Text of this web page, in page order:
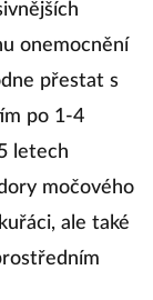
onemocnění
přestat s
po 1-4
letech
močového
ale také